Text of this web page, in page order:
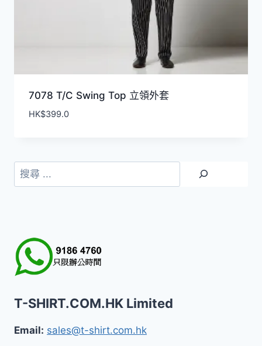
7078 T/C Swing Top 立領外套
HK$399.0
搜
尋
T-SHIRT.COM.HK Limited
Email: sales@t-shirt.com.hk